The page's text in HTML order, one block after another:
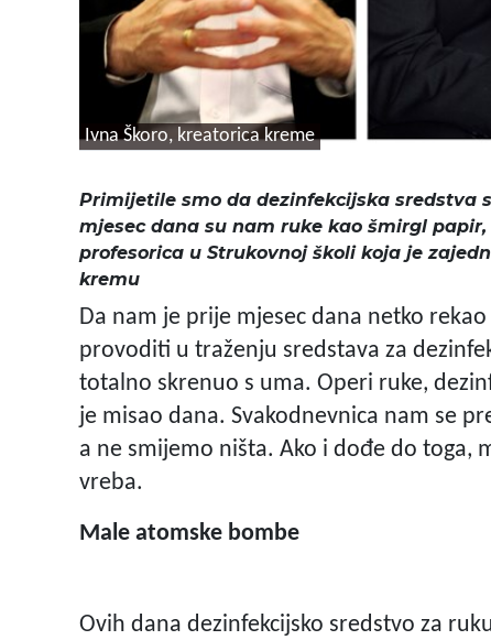
Ivna Škoro, kreatorica kreme
Primijetile smo da dezinfekcijska sredstva
mjesec dana su nam ruke kao šmirgl
profesorica u Strukovnoj školi koja je
kremu
Da nam je prije mjesec dana netko
provoditi u traženju sredstava za
totalno skrenuo s uma. Operi ruke,
je misao dana. Svakodnevnica nam se
a ne smijemo ništa. Ako i dođe do toga,
vreba.
Male atomske bombe
Ovih dana dezinfekcijsko sredstvo za